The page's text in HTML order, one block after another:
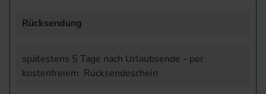
Rücksendung
spätestens 5 Tage nach Urlaubsende - per
kostenfreiem Rücksendeschein